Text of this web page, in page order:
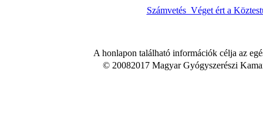
Számvetés  Véget ért a
A honlapon található információk célja az
© 20082017 Magyar Gyógyszerészi